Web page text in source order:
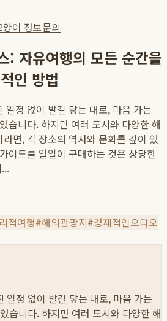
양이 정보문의
: 자유여행의 모든 순간을
인 방법
일정 없이 발길 닿는 대로, 마음 가는
습니다. 하지만 여러 도시와 다양한 해
면, 각 장소의 역사와 문화를 깊이 있
이드를 일일이 구매하는 것은 상당한
적여행#해외관광지#경제적인오디오
일정 없이 발길 닿는 대로, 마음 가는
습니다. 하지만 여러 도시와 다양한 해